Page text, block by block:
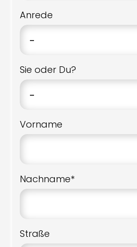
Anrede
Sie oder Du?
Vorname
Nachname*
Straße